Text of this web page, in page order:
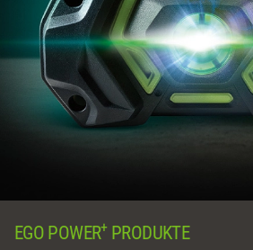
EGO POWER+PRODUKTE